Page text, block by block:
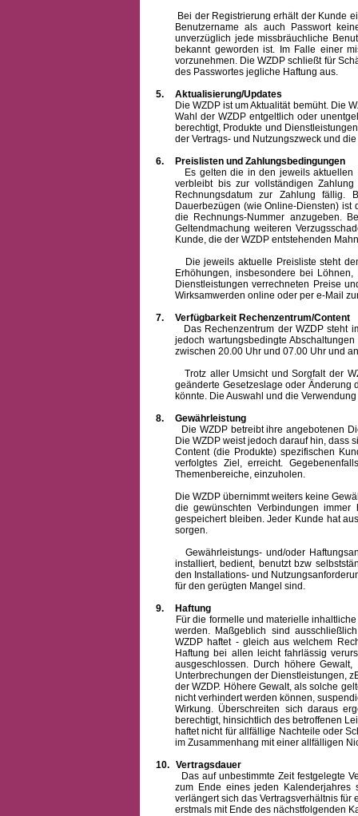
Bei der Registrierung erhält der Kunde
Benutzernameals auch Passwort
unverzüglich jede missbräuchliche
bekannt geworden ist. Im Falle einer
vorzunehmen. Die WZDP schließt für
des Passwortes jegliche Haftung aus.
5.
Aktualisierung/Updates
Die WZDP ist um Aktualität bemüht. Die
Wahl der WZDP entgeltlich oder
berechtigt, Produkte und
der Vertrags- und Nutzungszweck und
6.
Preislisten und Zahlungsbedingungen
Es gelten die in den jeweils aktuellen
verbleibt bis zur vollständigen
Rechnungsdatum zur Zahlung fällig.
Dauerbezügen (wie Online-Diensten)
die Rechnungs-Nummer anzugeben.
Geltendmachung weiteren
Kunde, die der WZDP entstehenden
Die jeweils aktuelle Preisliste steht dem
Erhöhungen, insbesondere bei
Dienstleistungen verrechneten Preise
Wirksamwerden online oder per e-Mail
7.
Verfügbarkeit Rechenzentrum/Content
Das Rechenzentrum der WZDP steht im
jedoch wartungsbedingte
zwischen 20.00 Uhr und 07.00 Uhr und
Trotz aller Umsicht und Sorgfalt der
geänderte Gesetzeslage oder Änderung
könnte. Die Auswahl und die
8.
Gewährleistung
Die WZDP betreibt ihre angebotenen
Die WZDP weist jedoch darauf hin, dass
Content (die Produkte) spezifischen
verfolgtes Ziel, erreicht.
Themenbereiche, einzuholen.
Die WZDP übernimmt weiters keine
die gewünschten Verbindungen
gespeichert bleiben. Jeder Kunde hat
sorgen.
Gewährleistungs- und/oder
installiert, bedient, benutzt bzw
den Installations- und
für den gerügten Mangel sind.
9.
Haftung
Für die formelle und materielle
werden. Maßgeblich sind
WZDP haftet - gleich aus welchem
Haftung bei allen leicht fahrlässig
ausgeschlossen. Durch höhere
Unterbrechungen der Dienstleistungen,
der WZDP. Höhere Gewalt, als solche
nicht verhindert werden können,
Wirkung. Überschreiten sich daraus
berechtigt, hinsichtlich des betroffenen
haftet nicht für allfällige Nachteile oder
im Zusammenhang mit einer allfälligen
10. Vertragsdauer
Das auf unbestimmte Zeit festgelegte
zum Ende eines jeden Kalenderjahres
verlängert sich das Vertragsverhältnis
erstmals mit Ende des nächstfolgenden